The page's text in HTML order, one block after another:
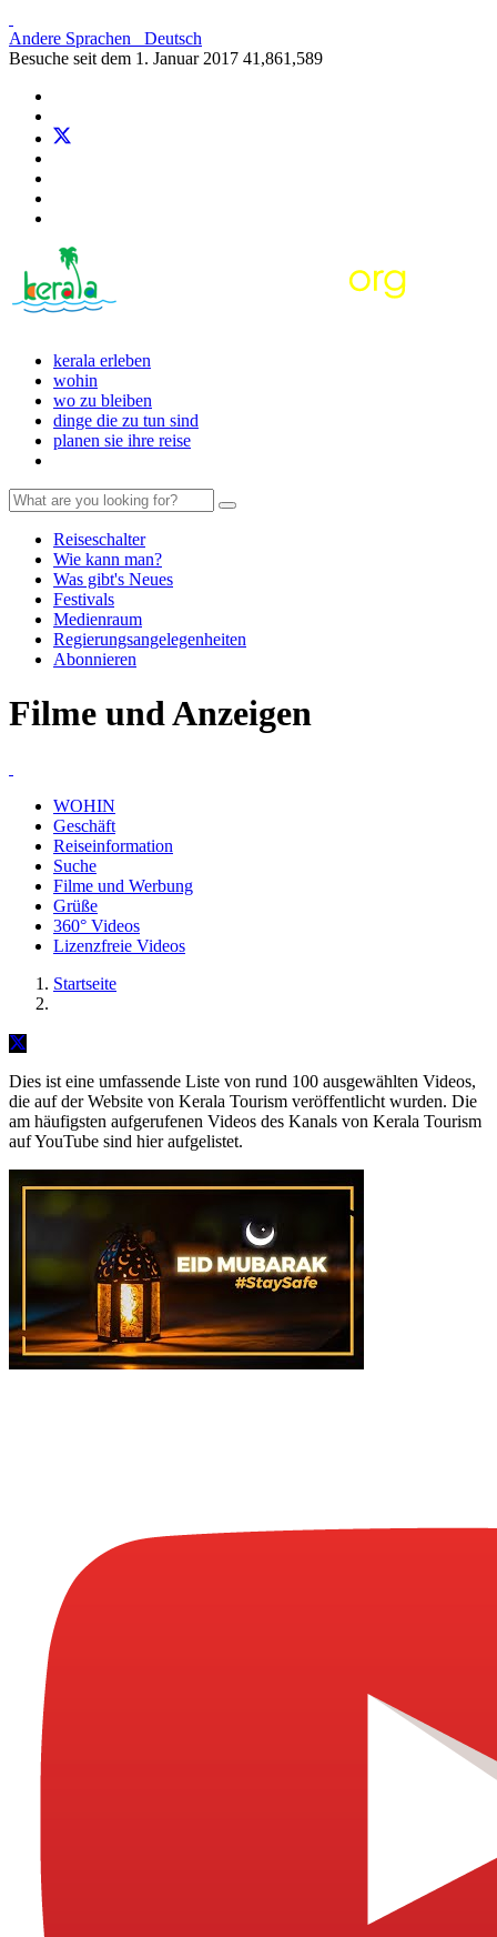
Andere Sprachen
Deutsch
Besuche seit dem 1. Januar 2017 41,861,589
kerala erleben
wohin
wo zu bleiben
dinge die zu tun sind
planen sie ihre reise
Reiseschalter
Wie kann man?
Was gibt's Neues
Festivals
Medienraum
Regierungsangelegenheiten
Abonnieren
Filme und Anzeigen
WOHIN
Geschäft
Reiseinformation
Suche
Filme und Werbung
Grüße
360° Videos
Lizenzfreie Videos
Startseite
Dies ist eine umfassende Liste von rund 100 ausgewählten Videos,
die auf der Website von Kerala Tourism veröffentlicht wurden. Die
am häufigsten aufgerufenen Videos des Kanals von Kerala Tourism
auf YouTube sind hier aufgelistet.